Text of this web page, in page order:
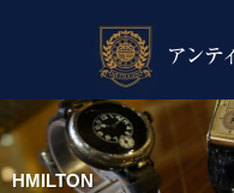
HMILTON